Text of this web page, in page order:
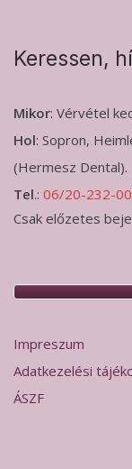
Keressen,
Mikor: Vérvétel
Hol: Sopron,
(Hermesz Dental).
Tel.: 06/20-232-
Csak előzetes
Impreszum
Adatkezelési
ÁSZF